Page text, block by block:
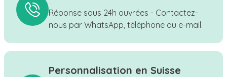
Réponse sous 24h ouvrées - Contactez-
nous par WhatsApp, téléphone ou e-mail.
Personnalisation en Suisse